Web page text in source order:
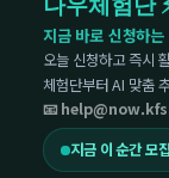
지금 바로 신청하
오늘 신청하고 즉시
체험단부터 AI 맞춤
📧
지금 이 순간 모